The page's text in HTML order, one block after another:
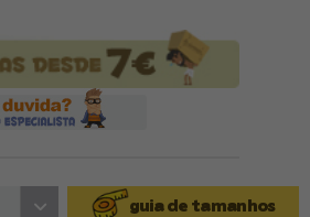
guia de tamanhos